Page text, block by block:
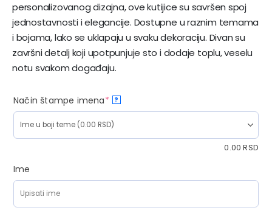
personalizovanog dizajna, ove kutijice su savršen spoj
jednostavnosti i elegancije. Dostupne u raznim temama
i bojama, lako se uklapaju u svaku dekoraciju. Divan su
završni detalj koji upotpunjuje sto i dodaje toplu, veselu
notu svakom događaju.
Način štampe imena* ?
0.00RSD
Ime